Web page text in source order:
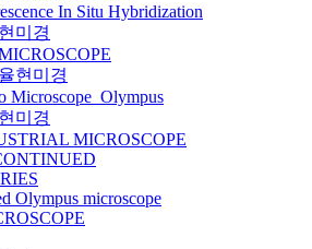
In Situ Hybridization
미경
현미경
Microscope_Olympus
미경
MICROSCOPE
Olympus microscope